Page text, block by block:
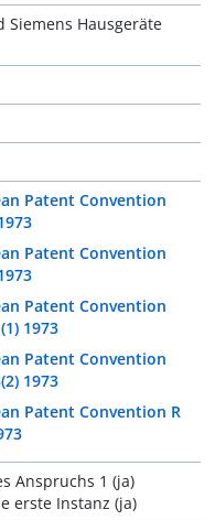
Siemens Hausgeräte
Patent Convention
Patent Convention
Patent Convention
1973
Patent Convention
1973
Patent Convention R
Anspruchs 1 (ja)
erste Instanz (ja)